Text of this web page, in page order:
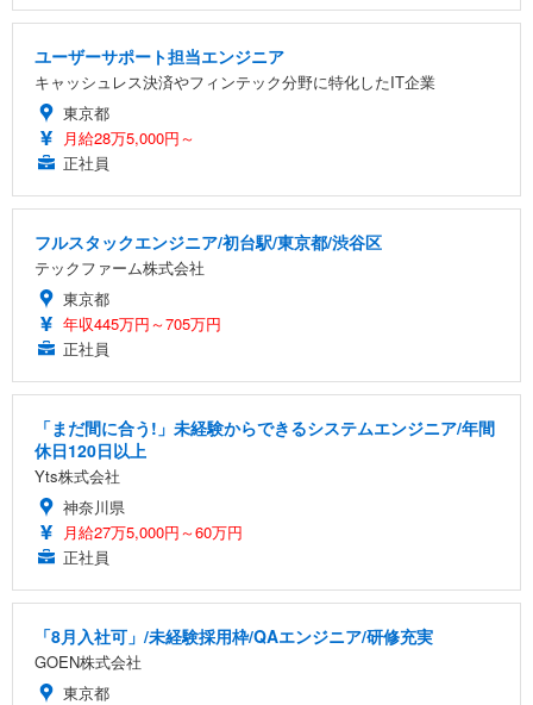
ユーザーサポート担当エンジニア
キャッシュレス決済やフィンテック分野に特化したIT企業
東京都
月給28万5,000円～
正社員
フルスタックエンジニア/初台駅/東京都/渋谷区
テックファーム株式会社
東京都
年収445万円～705万円
正社員
「まだ間に合う!」未経験からできるシステムエンジニア/年間
休日120日以上
Yts株式会社
神奈川県
月給27万5,000円～60万円
正社員
「8月入社可」/未経験採用枠/QAエンジニア/研修充実
GOEN株式会社
東京都